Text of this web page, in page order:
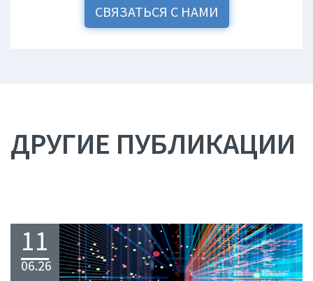
СВЯЗАТЬСЯ С НАМИ
ДРУГИЕ ПУБЛИКАЦИИ
11
06.26